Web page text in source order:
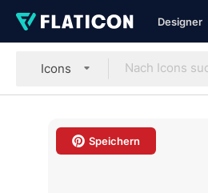
Designer
Icons
Speichern